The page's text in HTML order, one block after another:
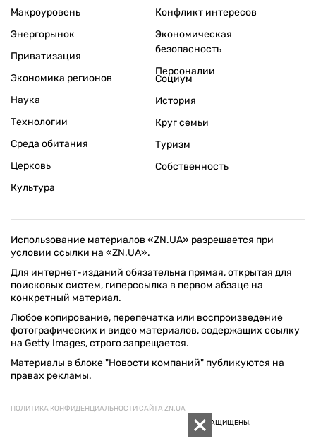
Макроуровень
Энергорынок
Приватизация
Экономика регионов
Конфликт интересов
Экономическая
безопасность
Персоналии
Наука
Технологии
Среда обитания
Церковь
Культура
Социум
История
Круг семьи
Туризм
Собственность
Использование материалов «ZN.UA» разрешается при
условии ссылки на «ZN.UA».
Для интернет-изданий обязательна прямая, открытая для
поисковых систем, гиперссылка в первом абзаце на
конкретный материал.
Любое копирование, перепечатка или воспроизведение
фотографических и видео материалов, содержащих ссылку
на Getty Images, строго запрещается.
Материалы в блоке "Новости компаний" публикуются на
правах рекламы.
ПОЛИТИКА КОНФИДЕНЦИАЛЬНОСТИ САЙТА ZN.UA
© 1994–2026 «ЗЕРКАЛО НЕДЕЛИ. УКРАИНА». ВСЕ ПРАВА ЗАЩИЩЕНЫ.